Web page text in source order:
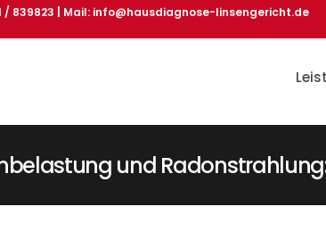
/ 839823 | Mail: info@hausdiagnose-linsengericht.de
und